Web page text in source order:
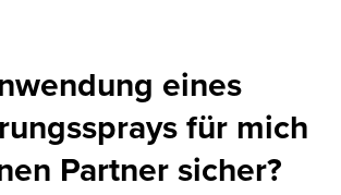
eines
für mich
Partner sicher?